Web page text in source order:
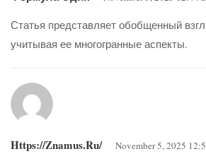
Статья представляет обобщенный
учитывая ее многогранные аспекты.
Https://znamus.ru/ November 5, 2025